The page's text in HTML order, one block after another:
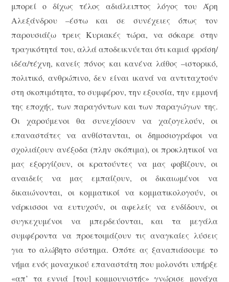
μπορεί ο δίχως τέλος αδιάλειπτος λόγος του Άρη
Αλεξάνδρου –έστω και σε συνέχειες όπως τον
παρουσιάζω τρεις Κυριακές τώρα, να σόκαρε στην
τραγικότητά του, αλλά αποδεικνύεται ότι καμιά φράση/
ιδέα/τέχνη, κανείς πόνος και κανένα λάθος –ιστορικό,
πολιτικό, ανθρώπινο, δεν είναι ικανά να αντιταχτούν
στη σκοπιμότητα, το συμφέρον, την εξουσία, την εμμονή
της εποχής, των παραγόντων και των παραγώγων της.
Οι χαρούμενοι θα συνεχίσουν να χαζογελούν, οι
επαναστάτες να ανθίστανται, οι δημοσιογράφοι να
σχολιάζουν ανέξοδα (πλην σκόπιμα), οι προκλητικοί να
μας εξοργίζουν, οι κρατούντες να μας φοβίζουν, οι
αναιδείς να μας εμπαίζουν, οι δικαιωμένοι να
δικαιώνονται, οι κομματικοί να κομματικολογούν, οι
νάρκισσοι να ευτυχούν, οι αφελείς να ενδίδουν, οι
συγκεχυμένοι να μπερδεύονται, και τα μεγάλα
συμφέροντα να προετοιμάζουν τις αναγκαίες λύσεις
για το αλώβητο σύστημα. Οπότε ας ξαναπιάσουμε το
νήμα ενός μοναχικού επαναστάτη που μολονότι υπήρξε
«απ’ τα εννιά [του] κομμουνιστής» γνώρισε μονάχα